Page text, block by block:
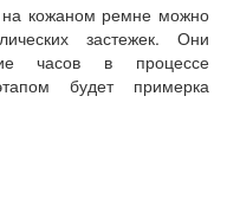
на кожаном ремне можно
застежек. Они
часов в процессе
будет примерка